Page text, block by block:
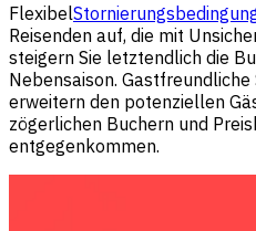
Flexibel
Reisenden auf, die mit
steigern Sie letztendlich die
Nebensaison.
erweitern den potenziellen
zögerlichen Buchern und
entgegenkommen.